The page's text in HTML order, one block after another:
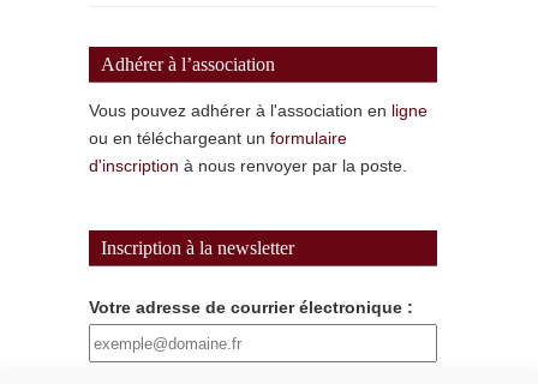
Adhérer à l’association
Vous pouvez adhérer à l'association en ligne
ou en téléchargeant un formulaire
d'inscription à nous renvoyer par la poste.
Inscription à la newsletter
Votre adresse de courrier électronique :